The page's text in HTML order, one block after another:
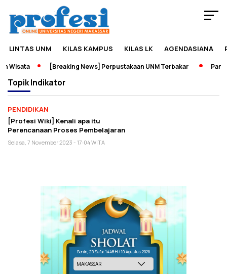
LINTAS UNM KILAS KAMPUS KILAS LK AGENDASIANA
Wisata [Breaking News] Perpustakaan UNM Terbakar
TopikIndikator
PENDIDIKAN
[Profesi Wiki] Kenali apa itu
Perencanaan Proses Pembelajaran
Selasa, 7 November 2023 - 17:04 WITA
Senin, 25 Safar 1448 H / 10 Agustus 2026